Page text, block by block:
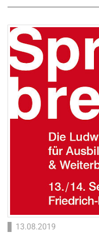
13.08.2019